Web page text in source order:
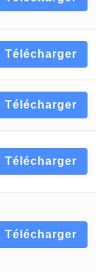
Télécharger
Télécharger
Télécharger
Télécharger